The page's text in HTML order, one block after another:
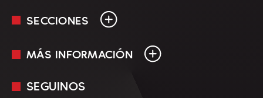
SECCIONES
En Vivo
MÁS INFORMACIÓN
Mediakit
SEGUINOS